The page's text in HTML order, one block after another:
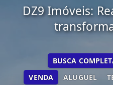
DZ9 Imóveis:
VENDA ALUGUEL
BUSCA